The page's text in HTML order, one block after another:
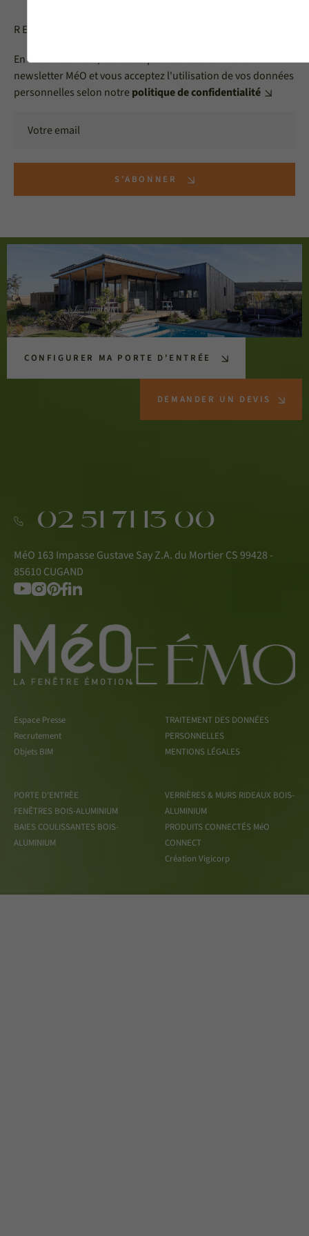
RECEVOIR LA NEWSLETTER MéO
En vous inscrivant, vous acceptez de recevoir notre
newsletter MéO et vous acceptez l'utilisation de vos données
personnelles selon notrepolitique de confidentialité
S'ABONNER
CONFIGURER MA PORTE D'ENTRÉE
DEMANDER UN DEVIS
02 51 71 13 00
MéO 163 Impasse Gustave Say Z.A. du Mortier CS 99428 -
85610 CUGAND
Espace Presse
Recrutement
Objets BIM
TRAITEMENT DES DONNÉES
PERSONNELLES
MENTIONS LÉGALES
PORTE D'ENTRÈE
FENÊTRES BOIS-ALUMINIUM
BAIES COULISSANTES BOIS-
ALUMINIUM
VERRIÈRES & MURS RIDEAUX BOIS-
ALUMINIUM
PRODUITS CONNECTÉS MéO
CONNECT
Création Vigicorp